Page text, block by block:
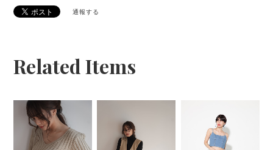
通報する
Related Items